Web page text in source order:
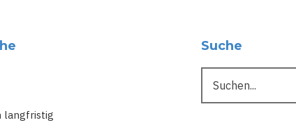
langfristig
Suche